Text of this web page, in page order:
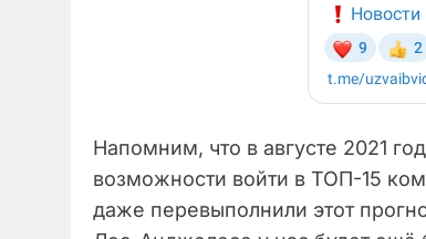
Напомним, что в августе 2021
возможности войти в ТОП-15
даже перевыполнили этот